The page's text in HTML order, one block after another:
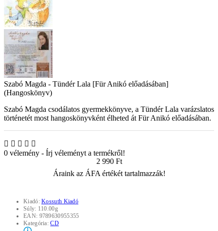
Szabó Magda - Tündér Lala [Für Anikó előadásában]
(Hangoskönyv)
Szabó Magda csodálatos gyermekkönyve, a Tündér Lala varázslatos
történetét most hangoskönyvként élheted át Für Anikó előadásában.
0 vélemény - Írj véleményt a termékről!
2 990 Ft
Áraink az ÁFA értékét tartalmazzák!
Kiadó:Kossuth Kiadó
Súly: 110.00g
EAN: 9789630955355
Kategória:CD